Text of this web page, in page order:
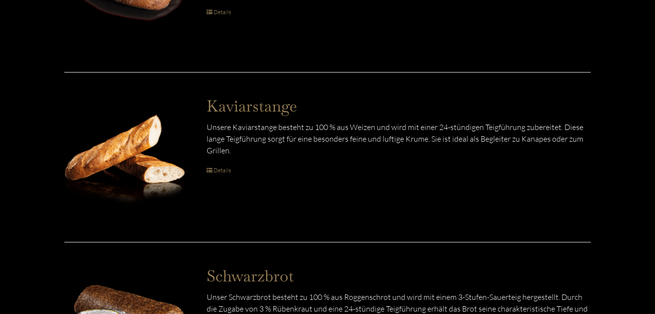
Details
Kaviarstange
Unsere Kaviarstange besteht zu 100 % aus Weizen und wird mit einer 24-stündigen Teigführung zubereitet. Diese
lange Teigführung sorgt für eine besonders feine und luftige Krume. Sie ist ideal als Begleiter zu Kanapes oder zum
Grillen.
Details
Schwarzbrot
Unser Schwarzbrot besteht zu 100 % aus Roggenschrot und wird mit einem 3-Stufen-Sauerteig hergestellt. Durch
die Zugabe von 3 % Rübenkraut und eine 24-stündige Teigführung erhält das Brot seine charakteristische Tiefe und